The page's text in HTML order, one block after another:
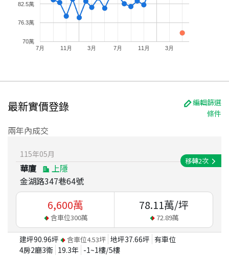
7月 11月 3月 7月 11月 3月
70萬
76.3萬
82.5萬
最新實價登錄
編輯篩選
條件
兩年內成交
115年05月
華廈
上隱
金湖路347巷64號
移轉2次
6,600萬
含車位300萬
78.11萬/坪
72.89萬
建坪90.96坪 含車位4.53坪 地坪37.66坪 有車位
4房2廳3衛 19.3年 -1~1樓/5樓